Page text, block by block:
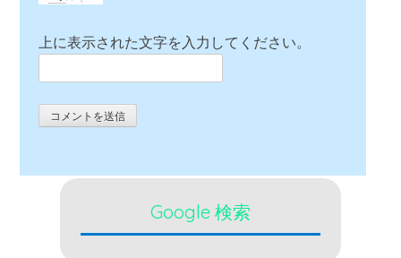
上に表示された文字を入力してください。
Google 検索